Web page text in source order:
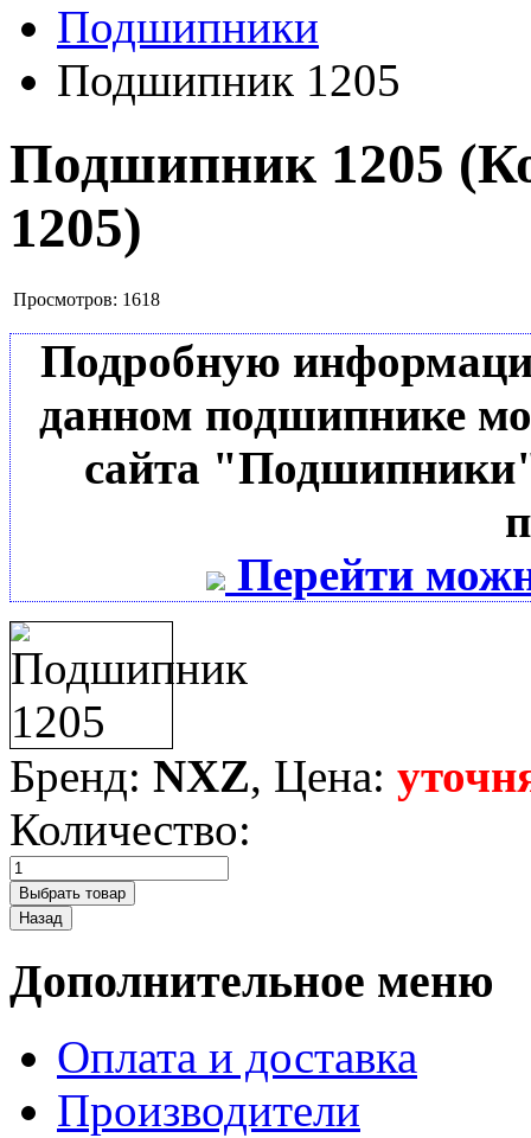
Подшипники
Подшипник 1205
Подшипник 1205
1205)
Просмотров: 1618
Подробную
данном подшипнике
сайта
Перейти
Бренд: NXZ, Цена:
Количество:
Дополнительное меню
Оплата и доставка
Производители